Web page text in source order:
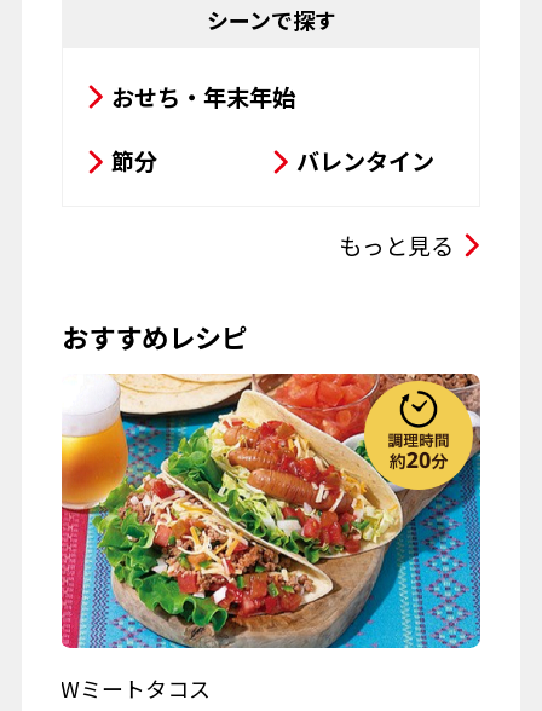
揚げ物
粉物
お菓子
パスタ
シーンで探す
おせち・年末年始
節分
バレンタイン
お彼岸
お月見
ハロウィーン
クリスマス
春の行楽
秋の行楽
記念日・お祝い
ワイン
もっと見る
おすすめレシピ
Wミートタコス